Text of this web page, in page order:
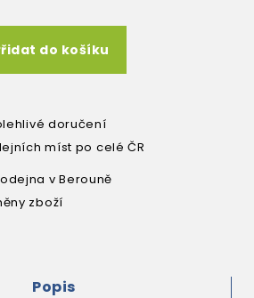
do košíku
doručení
míst po celé ČR
v Berouně
zboží
Popis